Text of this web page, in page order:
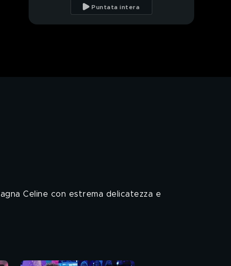
Provvedi!
Puntata intera
Celine con estrema delicatezza e